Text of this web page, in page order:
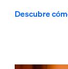
Descubre